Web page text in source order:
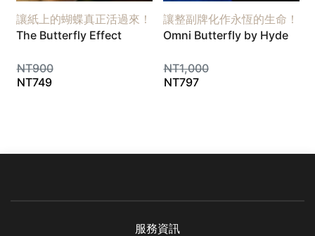
讓紙上的蝴蝶真正活過來！
The Butterfly Effect
NT900
NT749
讓整副牌化作永恆的生命！
Omni Butterfly by Hyde
NT1,000
NT797
服務資訊